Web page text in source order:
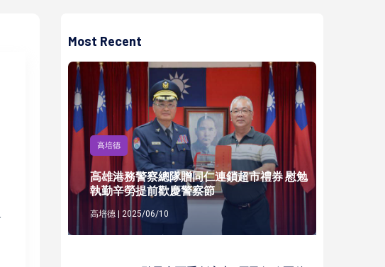
Most Recent
高培德
高雄港務警察總隊贈同仁連鎖超市禮券 慰勉
執勤辛勞提前歡慶警察節
高培德 | 2025/06/10